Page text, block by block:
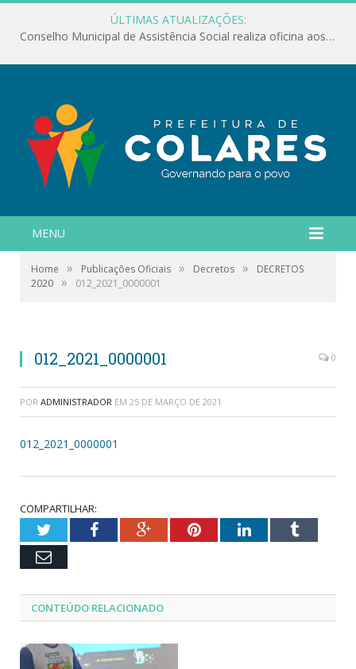
ÚLTIMAS ATUALIZAÇÕES:
Conselho Municipal de Assistência Social realiza oficina aos servidores
MENU
Home » Publicações Oficiais » Decretos »
DECRETOS
2020 » 012_2021_0000001
012_2021_0000001 0
POR ADMINISTRADOR EM 25 DE MARÇO DE 2021
012_2021_0000001
COMPARTILHAR:
TwitterFacebookGoogle+PinterestLinkedInTumblr
Email
CONTEÚDO RELACIONADO